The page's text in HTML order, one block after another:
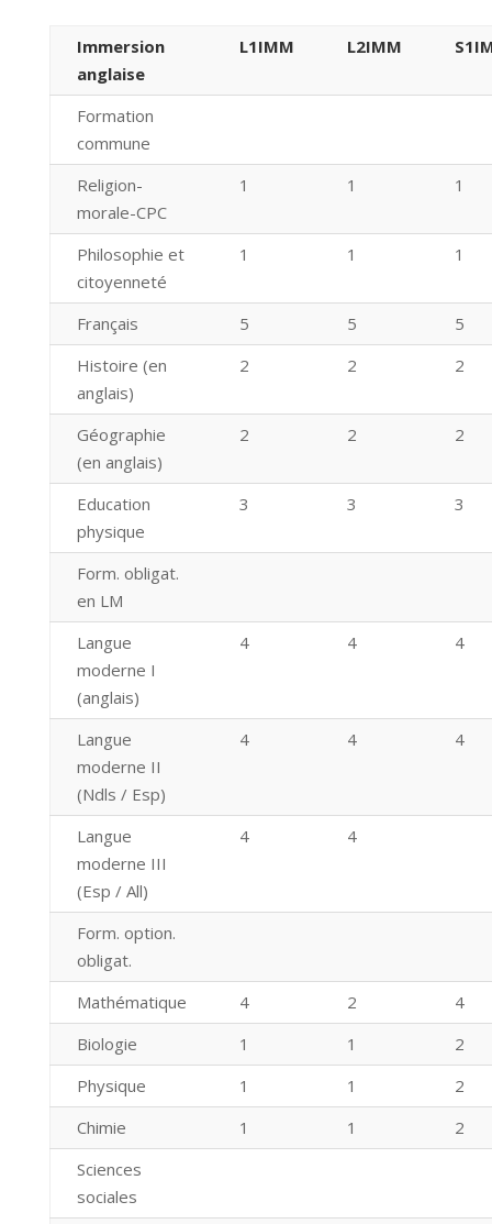
Immersion
anglaise
L1IMM L2IMM
Formation
commune
Religion-
morale-CPC
1 1 1
Philosophie et
citoyenneté
1 1 1
Français 5 5
5
Histoire (en
anglais)
2 2 2
Géographie
(en anglais)
2 2 2
Education
physique
3 3 3
Form. obligat.
en LM
Langue
moderne I
(anglais)
4 4 4
Langue
moderne II
(Ndls / Esp)
4 4 4
Langue
moderne III
(Esp / All)
4 4
Form. option.
obligat.
Mathématique
4 2
4
Biologie
1 1
2
Physique
1 1
2
Chimie
1 1
2
Sciences
sociales